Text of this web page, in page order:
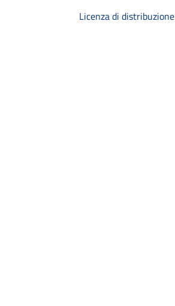
Licenza di distribuzione